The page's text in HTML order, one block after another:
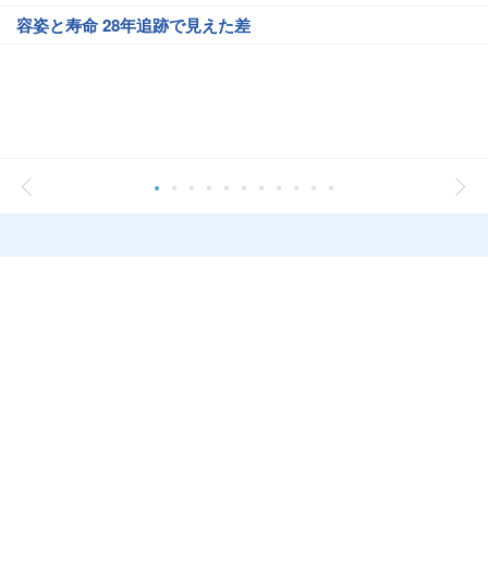
容姿と寿命 28年追跡で見えた差